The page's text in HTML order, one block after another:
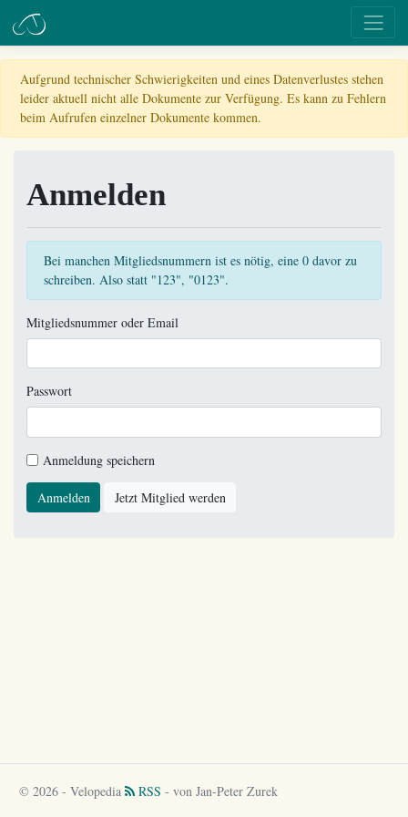
Aufgrund technischer Schwierigkeiten und eines Datenverlustes stehen
leider aktuell nicht alle Dokumente zur Verfügung. Es kann zu Fehlern
beim Aufrufen einzelner Dokumente kommen.
Anmelden
Bei manchen Mitgliedsnummern ist es nötig, eine 0 davor zu
schreiben. Also statt "123", "0123".
Mitgliedsnummer oder Email
Passwort
Anmeldung speichern
Anmelden Jetzt Mitglied werden
© 2026 - Velopedia RSS - von Jan-Peter Zurek